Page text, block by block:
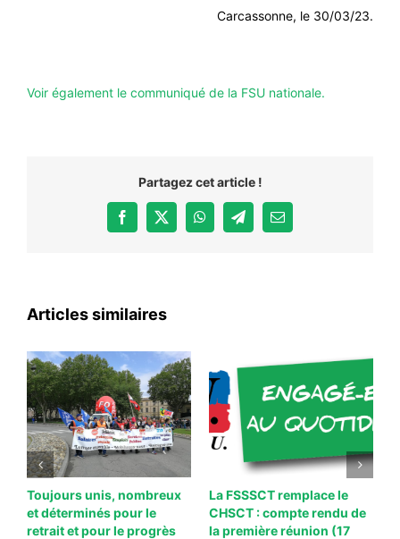
Carcassonne, le 30/03/23.
Voir également le communiqué de la FSU nationale.
Partagez cet article !
Facebook
X WhatsAppTelegramEmail
Articles similaires
Toujours unis, nombreux
et déterminés pour le
retrait et pour le progrès
La FSSSCT remplace le
CHSCT : compte rendu de
la première réunion (17